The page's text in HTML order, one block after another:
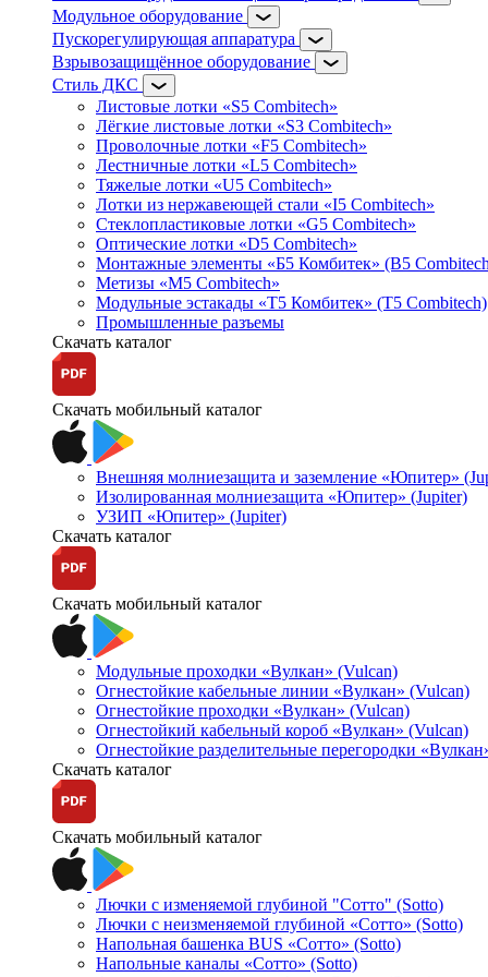
Модульное оборудование
Пускорегулирующая аппаратура
Взрывозащищённое оборудование
Стиль ДКС
Листовые лотки «S5 Combitech»
Лёгкие листовые лотки «S3 Combitech»
Проволочные лотки «F5 Combitech»
Лестничные лотки «L5 Combitech»
Тяжелые лотки «U5 Combitech»
Лотки из нержавеющей стали «I5 Combitech»
Стеклопластиковые лотки «G5 Combitech»
Оптические лотки «D5 Combitech»
Монтажные элементы «Б5 Комбитек» (B5
Метизы «M5 Combitech»
Модульные эстакады «Т5 Комбитек» (T5 Combitech)
Промышленные разъемы
Скачать каталог
Скачать мобильный каталог
Внешняя молниезащита и заземление «Юпитер»
Изолированная молниезащита «Юпитер» (Jupiter)
УЗИП «Юпитер» (Jupiter)
Скачать каталог
Скачать мобильный каталог
Модульные проходки «Вулкан» (Vulcan)
Огнестойкие кабельные линии «Вулкан» (Vulcan)
Огнестойкие проходки «Вулкан» (Vulcan)
Огнестойкий кабельный короб «Вулкан» (Vulcan)
Огнестойкие разделительные перегородки
Скачать каталог
Скачать мобильный каталог
Лючки с изменяемой глубиной "Сотто" (Sotto)
Лючки с неизменяемой глубиной «Сотто» (Sotto)
Напольная башенка BUS «Сотто» (Sotto)
Напольные каналы «Сотто» (Sotto)